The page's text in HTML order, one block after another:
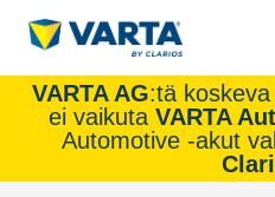
VARTA AG:tä
ei vaikuta VARTA
Automotive -akut